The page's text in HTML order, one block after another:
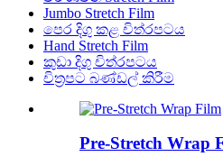
Jumbo Stretch Film
පෙර දිගු කළ චිත්රපටය
Hand Stretch Film
කුඩා දිගු චිත්රපටය
චිත්‍රපට බණ්ඩල් කිරීම
Pre-Stretch Wrap